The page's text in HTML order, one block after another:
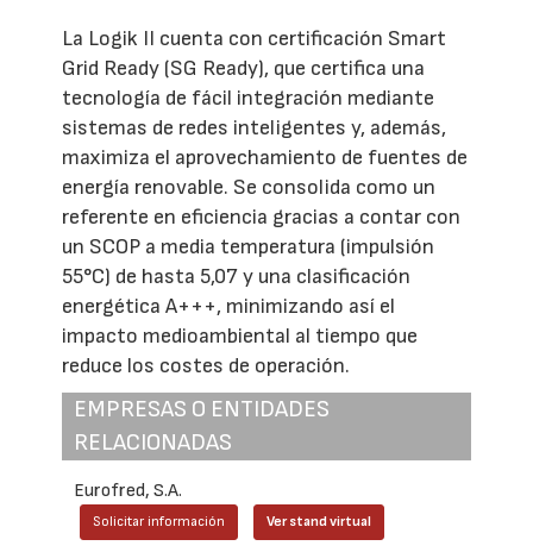
La Logik II cuenta con certificación Smart
Grid Ready (SG Ready), que certifica una
tecnología de fácil integración mediante
sistemas de redes inteligentes y, además,
maximiza el aprovechamiento de fuentes de
energía renovable. Se consolida como un
referente en eficiencia gracias a contar con
un SCOP a media temperatura (impulsión
55°C) de hasta 5,07 y una clasificación
energética A+++, minimizando así el
impacto medioambiental al tiempo que
reduce los costes de operación.
EMPRESAS O ENTIDADES
RELACIONADAS
Eurofred, S.A.
Solicitar información Ver stand virtual